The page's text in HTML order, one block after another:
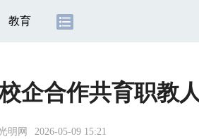
教育
企合作共育职教
明网 2026-05-09 15:21